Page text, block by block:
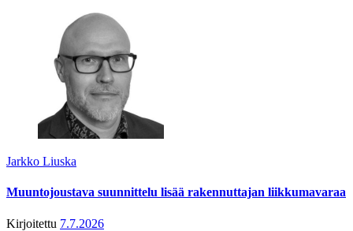
Jarkko Liuska
Muuntojoustava suunnittelu lisää rakennuttajan liikkumavaraa
Kirjoitettu 7.7.2026